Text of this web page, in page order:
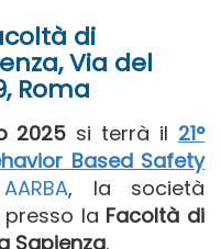
di
Via del
Roma
2025 si terrà il 21°
Based Safety
AARBA, la società
presso la Facoltà di
Sapienza.